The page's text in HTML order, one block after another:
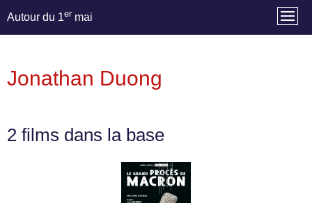
Autour du 1er mai
Jonathan Duong
2 films dans la base